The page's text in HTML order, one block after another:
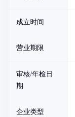
成立时间
营业期限
审核/年检日
期
企业类型